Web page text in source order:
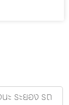
ะ ระยอง รถ